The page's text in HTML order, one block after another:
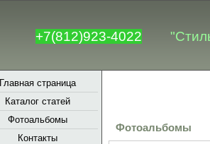
+7(812)923-4022
Главная страница
Каталог статей
Фотоальбомы
Контакты
Фотоальбомы